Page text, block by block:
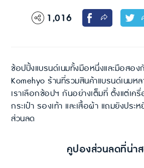
1,016
ช้อปปิ้งแบรนด์เนมทั้งมือหนึ่งและมือสอง
Komehyo ร้านที่รวมสินค้าแบรนด์เนมหล
เราเลือกช้อปฯ กันอย่างเต็มที่ ตั้งแต่เค
กระเป๋า รองเท้า และเสื้อผ้า แถมยังปร
ส่วนลด
คูปองส่วนลดที่น่าส